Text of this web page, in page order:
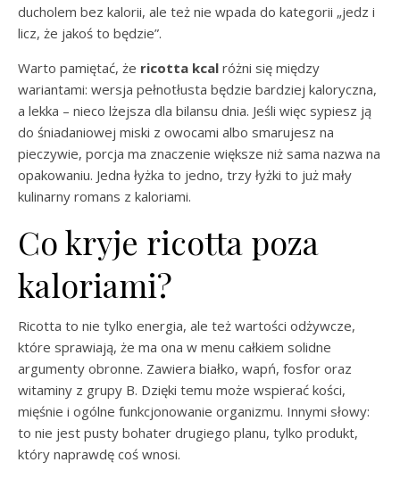
ducholem bez kalorii, ale też nie wpada do kategorii „jedz i
licz, że jakoś to będzie”.
Warto pamiętać, że ricotta kcal różni się między
wariantami: wersja pełnotłusta będzie bardziej kaloryczna,
a lekka – nieco lżejsza dla bilansu dnia. Jeśli więc sypiesz ją
do śniadaniowej miski z owocami albo smarujesz na
pieczywie, porcja ma znaczenie większe niż sama nazwa na
opakowaniu. Jedna łyżka to jedno, trzy łyżki to już mały
kulinarny romans z kaloriami.
Co kryje ricotta poza
kaloriami?
Ricotta to nie tylko energia, ale też wartości odżywcze,
które sprawiają, że ma ona w menu całkiem solidne
argumenty obronne. Zawiera białko, wapń, fosfor oraz
witaminy z grupy B. Dzięki temu może wspierać kości,
mięśnie i ogólne funkcjonowanie organizmu. Innymi słowy:
to nie jest pusty bohater drugiego planu, tylko produkt,
który naprawdę coś wnosi.